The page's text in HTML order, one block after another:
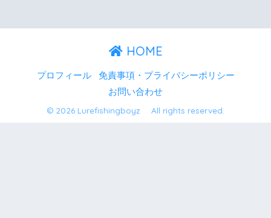
HOME
プロフィール
免責事項・プライバシーポリシー
お問い合わせ
© 2026 Lurefishingboyz All rights reserved.